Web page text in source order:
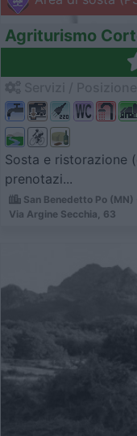
Agriturismo
Sosta e ristorazione
prenotazi...
San Benedetto Po
Via Argine Secchia, 63